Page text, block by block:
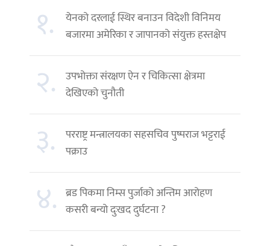
१.
येनको दरलाई स्थिर बनाउन विदेशी विनिमय
बजारमा अमेरिका र जापानको संयुक्त हस्तक्षेप
२. उपभोक्ता संरक्षण ऐन र चिकित्सा क्षेत्रमा
देखिएको चुनौती
३.
परराष्ट्र मन्त्रालयका सहसचिव पुष्पराज भट्टराई
पक्राउ
४. ब्रड पिकमा निम्स पुर्जाको अन्तिम आरोहण
कसरी बन्यो दुःखद दुर्घटना ?